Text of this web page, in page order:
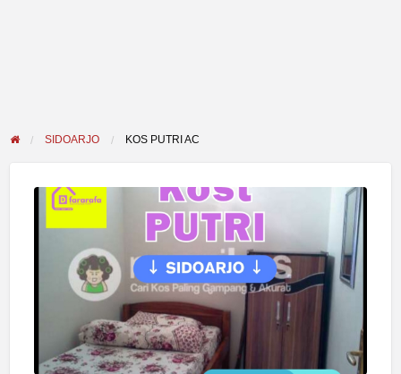
SIDOARJO KOS PUTRI AC